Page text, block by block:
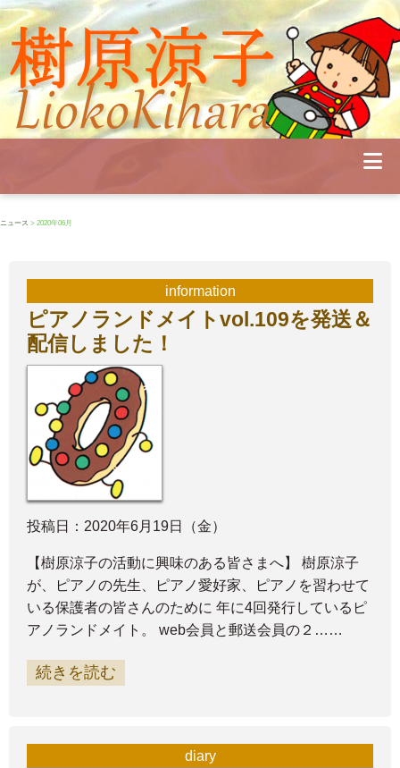
Profile
Concert
Seminar
Diary
ニュース > 2020年06月
information
ピアノランドメイトvol.109を発送＆
配信しました！
投稿日：2020年6月19日（金）
【樹原涼子の活動に興味のある皆さまへ】 樹原涼子
が、ピアノの先生、ピアノ愛好家、ピアノを習わせて
いる保護者の皆さんのために 年に4回発行しているピ
アノランドメイト。 web会員と郵送会員の２……
続きを読む
diary